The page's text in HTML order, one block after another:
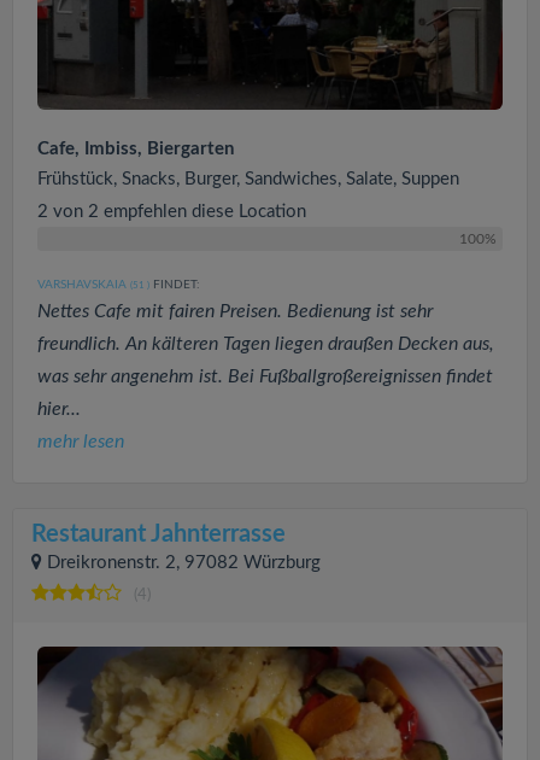
Cafe, Imbiss, Biergarten
Frühstück, Snacks, Burger, Sandwiches, Salate, Suppen
2 von 2 empfehlen diese Location
100%
VARSHAVSKAIA (51 ) FINDET:
Nettes Cafe mit fairen Preisen. Bedienung ist sehr
freundlich. An kälteren Tagen liegen draußen Decken aus,
was sehr angenehm ist. Bei Fußballgroßereignissen findet
hier...
mehr lesen
Restaurant Jahnterrasse
Dreikronenstr. 2, 97082 Würzburg
(4)